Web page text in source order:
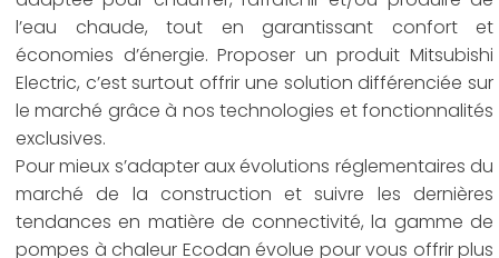
l’eau chaude, tout en garantissant confort et
économies d’énergie. Proposer un produit Mitsubishi
Electric, c’est surtout offrir une solution différenciée sur
le marché grâce à nos technologies et fonctionnalités
exclusives.
Pour mieux s’adapter aux évolutions réglementaires du
marché de la construction et suivre les dernières
tendances en matière de connectivité, la gamme de
pompes à chaleur Ecodan évolue pour vous offrir plus